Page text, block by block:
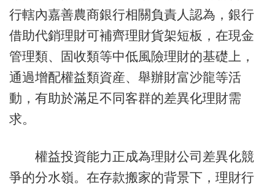
行轄內嘉善農商銀行相關負責人認為，銀行
借助代銷理財可補齊理財貨架短板，在現金
管理類、固收類等中低風險理財的基礎上，
通過增配權益類資産、舉辦財富沙龍等活
動，有助於滿足不同客群的差異化理財需
求。
權益投資能力正成為理財公司差異化競
爭的分水嶺。在存款搬家的背景下，理財行